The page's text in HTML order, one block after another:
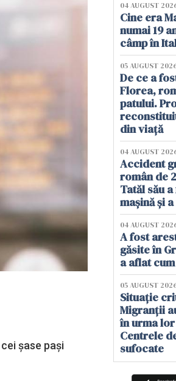
șase pași
04 AUGUST
Cine era
numai 19
câmp în
05 AUGUST
De ce a
Florea,
patului.
din viață
04 AUGUST
Accident
român de
Tatăl său
mașină și
04 AUGUST
A fost
găsite în
a aflat
05 AUGUST
Situație
Migranții
în urma
Centrele
sufocate